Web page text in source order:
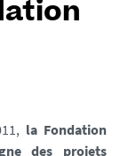
la Fondation
des projets